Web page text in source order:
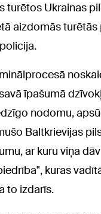
turētos Ukrainas
aizdomās
īpašumā
nodomu,
Baltkrievijas
ar kuru viņa
kuras
to izdarīs.